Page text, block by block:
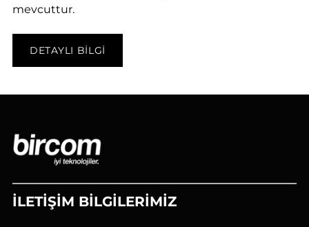
mevcuttur.
DETAYLI BILGI
İLETİŞİM BİLGİLERİMİZ